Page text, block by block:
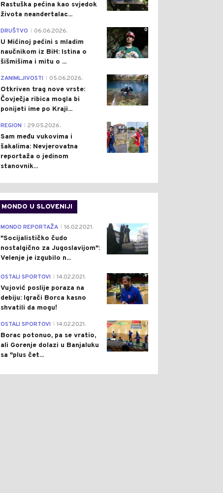
Rastuška pećina kao svjedok
života neandertalac...
0
DRUŠTVO 06.06.2026.
U Mićinoj pećini s mladim
naučnikom iz BiH: Istina o
šišmišima i mitu o ...
0
ZANIMLJIVOSTI 05.06.2026.
Otkriven trag nove vrste:
Čovječja ribica mogla bi
ponijeti ime po Kraji...
0
REGION 29.05.2026.
Sam među vukovima i
šakalima: Nevjerovatna
reportaža o jedinom
stanovnik...
MONDO U SLOVENIJI
4
MONDO REPORTAŽA 16.02.2021.
"Socijalističko čudo
nostalgično za Jugoslavijom":
Velenje je izgubilo n...
1
OSTALI SPORTOVI 14.02.2021.
Vujović poslije poraza na
debiju: Igrači Borca kasno
shvatili da mogu!
3
OSTALI SPORTOVI 14.02.2021.
Borac potonuo, pa se vratio,
ali Gorenje dolazi u Banjaluku
sa "plus čet...